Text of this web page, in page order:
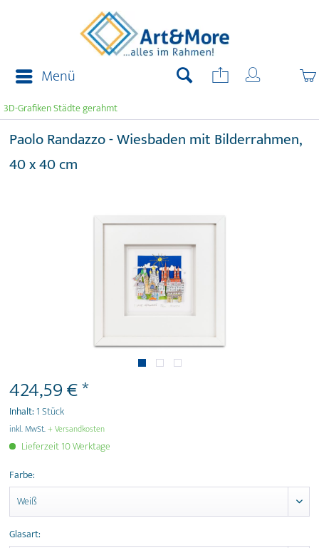
Menü
3D-Grafiken Städte gerahmt
Paolo Randazzo - Wiesbaden mit Bilderrahmen,
40 x 40 cm
424,59 € *
Inhalt:1 Stück
inkl. MwSt.+ Versandkosten
Lieferzeit 10 Werktage
Farbe:
Glasart: